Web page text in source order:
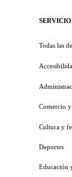
Todas las
Comercio
Cultura y
Deportes
Educación